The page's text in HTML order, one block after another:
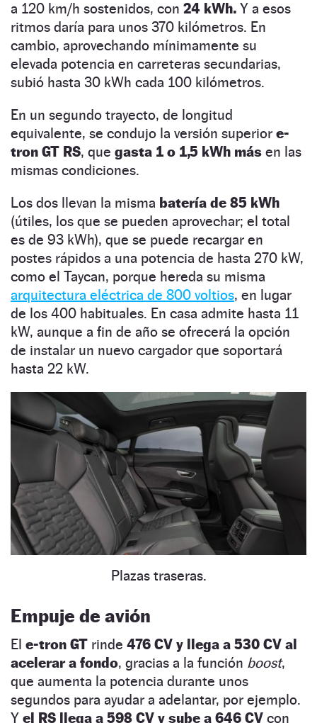
a 120 km/h sostenidos, con 24 kWh. Y a esos
ritmos daría para unos 370 kilómetros. En
cambio, aprovechando mínimamente su
elevada potencia en carreteras secundarias,
subió hasta 30 kWh cada 100 kilómetros.
En un segundo trayecto, de longitud
equivalente, se condujo la versión superior e-
tron GT RS, que gasta 1 o 1,5 kWh más en las
mismas condiciones.
Los dos llevan la misma batería de 85 kWh
(útiles, los que se pueden aprovechar; el total
es de 93 kWh), que se puede recargar en
postes rápidos a una potencia de hasta 270 kW,
como el Taycan, porque hereda su misma
arquitectura eléctrica de 800 voltios, en lugar
de los 400 habituales. En casa admite hasta 11
kW, aunque a fin de año se ofrecerá la opción
de instalar un nuevo cargador que soportará
hasta 22 kW.
Plazas traseras.
Empuje de avión
El e-tron GT rinde 476 CV y llega a 530 CV al
acelerar a fondo, gracias a la función boost,
que aumenta la potencia durante unos
segundos para ayudar a adelantar, por ejemplo.
Y el RS llega a 598 CV y sube a 646 CV con